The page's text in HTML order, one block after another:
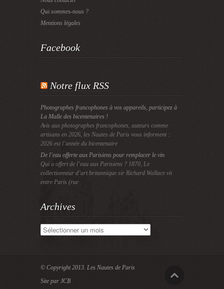
Qui sommes-nous ?
Mentions légales
Facebook
Notre flux RSS
Photographes francophones à vos appareils, participez à
La Malle des bicentenaires !
Avis aux photographes francophones, auteurs comme
artisans en 2026, les Nautes de Paris vous informent :
2026 est l’année du bicentenaire
De l’eau offerte aux Parisiens pour remplacer le vin
Qui a offert de l’eau aux Parisiens ? 1870, Le
collectionneur d’art britannique sir Richard Wallace vit
entre Paris (rue
Archives
Archives
© Copyright 2013. Les Nautes de Paris
Site par JCB